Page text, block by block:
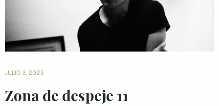
JULIO 3, 2025
Zona de despeje 11